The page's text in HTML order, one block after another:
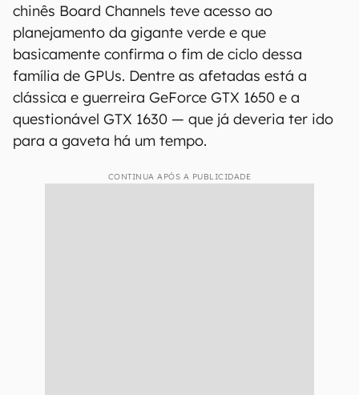
chinês Board Channels teve acesso ao
planejamento da gigante verde e que
basicamente confirma o fim de ciclo dessa
família de GPUs. Dentre as afetadas está a
clássica e guerreira GeForce GTX 1650 e a
questionável GTX 1630 — que já deveria ter ido
para a gaveta há um tempo.
CONTINUA APÓS A PUBLICIDADE